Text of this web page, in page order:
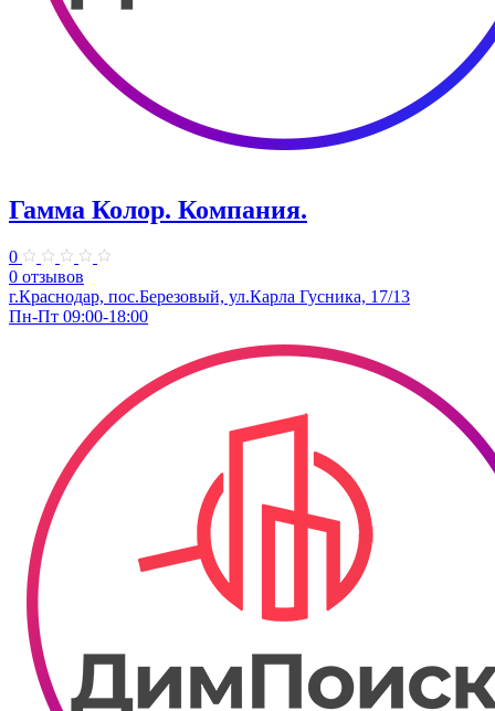
Гамма Колор. Компания.
0
0 отзывов
г.Краснодар, пос.Березовый, ул.Карла Гусника, 17/13
Пн-Пт 09:00-18:00